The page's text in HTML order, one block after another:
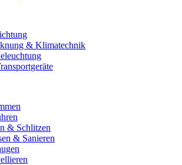
& Klimatechnik
& Schlitzen
& Sanieren